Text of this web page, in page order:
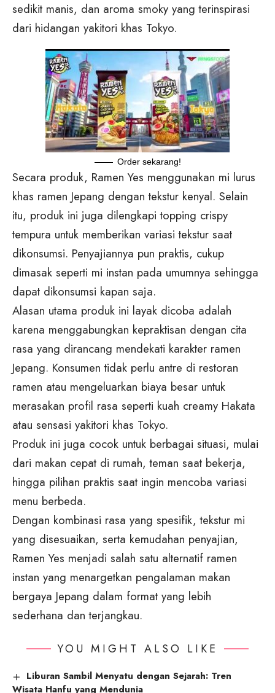
sedikit manis, dan aroma smoky yang terinspirasi
dari hidangan yakitori khas Tokyo.
Order sekarang!
Secara produk, Ramen Yes menggunakan mi lurus
khas ramen Jepang dengan tekstur kenyal. Selain
itu, produk ini juga dilengkapi topping crispy
tempura untuk memberikan variasi tekstur saat
dikonsumsi. Penyajiannya pun praktis, cukup
dimasak seperti mi instan pada umumnya sehingga
dapat dikonsumsi kapan saja.
Alasan utama produk ini layak dicoba adalah
karena menggabungkan kepraktisan dengan cita
rasa yang dirancang mendekati karakter ramen
Jepang. Konsumen tidak perlu antre di restoran
ramen atau mengeluarkan biaya besar untuk
merasakan profil rasa seperti kuah creamy Hakata
atau sensasi yakitori khas Tokyo.
Produk ini juga cocok untuk berbagai situasi, mulai
dari makan cepat di rumah, teman saat bekerja,
hingga pilihan praktis saat ingin mencoba variasi
menu berbeda.
Dengan kombinasi rasa yang spesifik, tekstur mi
yang disesuaikan, serta kemudahan penyajian,
Ramen Yes menjadi salah satu alternatif ramen
instan yang menargetkan pengalaman makan
bergaya Jepang dalam format yang lebih
sederhana dan terjangkau.
YOU MIGHT ALSO LIKE
Liburan Sambil Menyatu dengan Sejarah: Tren
Wisata Hanfu yang Mendunia